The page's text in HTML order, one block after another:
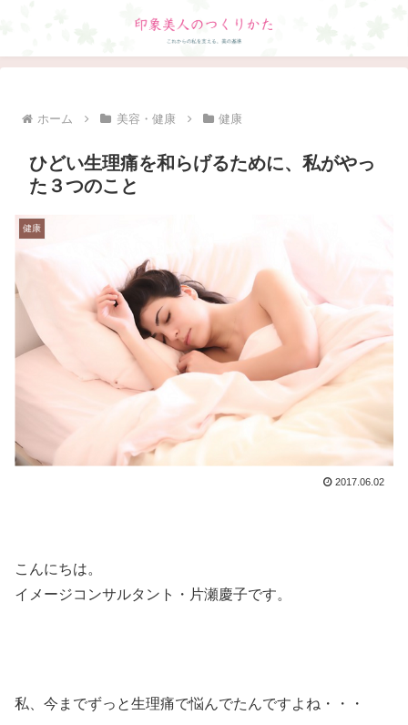
ホーム 美容・健康 健康
ひどい生理痛を和らげるために、私がやっ
た３つのこと
健康
2017.06.02
こんにちは。
イメージコンサルタント・片瀬慶子です。
私、今までずっと生理痛で悩んでたんですよね・・・